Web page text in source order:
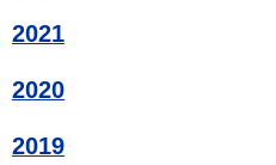
2021
2020
2019